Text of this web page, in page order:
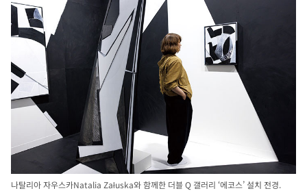
나탈리아 자우스카Natalia Załuska와 함께한 더블 Q 갤러리 ‘에코스’ 설치 전경.